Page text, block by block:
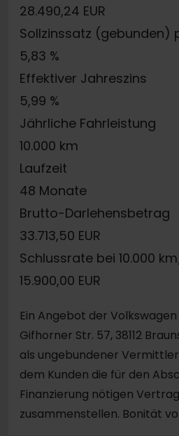
28.490,24 EUR
Sollzinssatz (gebunden)
5,83 %
Effektiver Jahreszins
5,99 %
Jährliche Fahrleistung
10.000 km
Laufzeit
48 Monate
Brutto-Darlehensbetrag
33.713,50 EUR
Schlussrate bei 10.000
15.900,00 EUR
Ein Angebot der
Gifhorner Str. 57, 38112
als ungebundener
dem Kunden die für den
Finanzierung nötigen
zusammenstellen. Bonität